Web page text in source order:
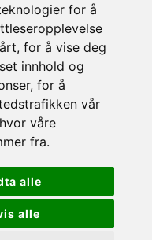
for å
for å vise deg
innhold og
for å
vår
våre
fra.
alle
alle